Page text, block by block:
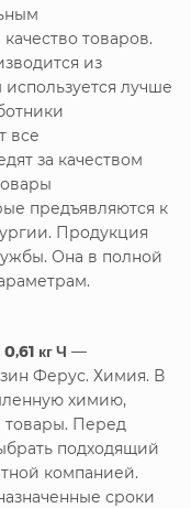
товаров.
из
лучше
все
за качеством
предъявляются к
Продукция
Она в полной
кг Ч —
Ферус. Химия. В
химию,
товары. Перед
подходящий
компанией.
сроки